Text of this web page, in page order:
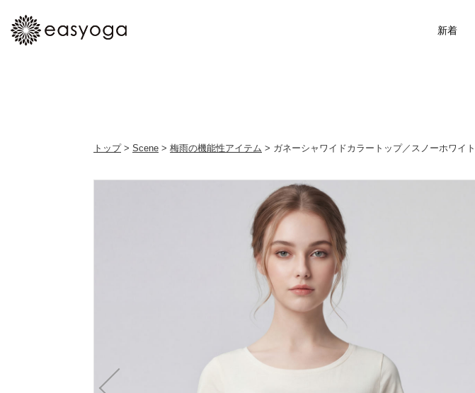
新着
トップ> Scene > 梅雨の機能性アイテム > ガネーシャワイドカラートップ／スノーホワイト